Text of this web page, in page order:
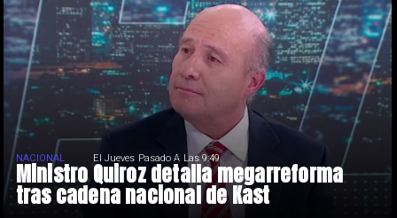
Ministro Quiroz detalla megarreforma
tras cadena nacional de Kast
NACIONAL El Jueves Pasado A Las 9:49